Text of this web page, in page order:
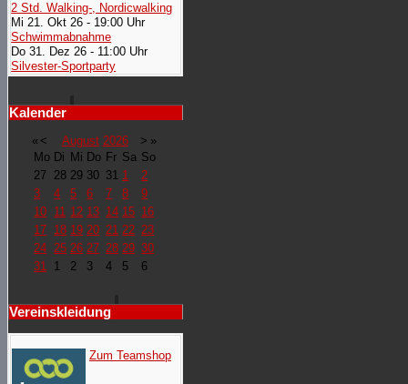
2 Std. Walking-, Nordicwalking
Mi 21. Okt 26 - 19:00 Uhr
Schwimmabnahme
Do 31. Dez 26 - 11:00 Uhr
Silvester-Sportparty
Kalender
« < August 2026 > »
Mo Di Mi Do Fr Sa So
27 28 29 30 31 1
2
3
4 5 6 7 8
9
10 11 12 13 14 15 16
17 18 19 20 21 22 23
24 25 26 27 28 29 30
31
1 2 3 4 5 6
Vereinskleidung
Zum Teamshop